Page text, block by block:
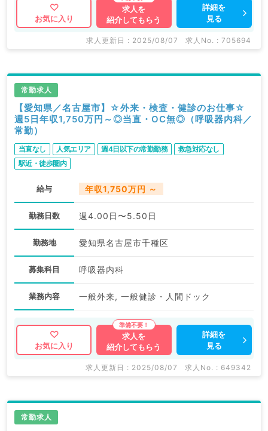
お気に入り
求人を
紹介してもらう
詳細を
見る
求人更新日 : 2025/08/07 求人No. : 705694
常勤求人
【愛知県／名古屋市】☆外来・検査・健診のお仕事☆
週5日年収1,750万円～◎当直・OC無◎（呼吸器内科／
常勤）
当直なし 人気エリア 週4日以下の常勤勤務
救急対応なし
駅近・徒歩圏内
給与 年収1,750万円 ～
勤務日数 週4.00日〜5.50日
勤務地 愛知県名古屋市千種区
募集科目 呼吸器内科
業務内容 一般外来, 一般健診・人間ドック
お気に入り
求人を
紹介してもらう
詳細を
見る
求人更新日 : 2025/08/07 求人No. : 649342
常勤求人